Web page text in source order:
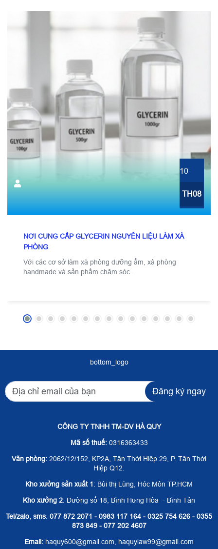
10
TH08
NƠI CUNG CẤP GLYCERIN NGUYÊN LIỆU LÀM XÀ
PHÒNG
Với các cơ sở làm xà phòng dưỡng ẩm, xà phòng
handmade và sản phẩm chăm sóc...
bottom_logo
Đăng ký ngay
CÔNG TY TNHH TM-DV HÀ QUY
Mã số thuế:0316363433
Văn phòng: 2062/12/152, KP2A, Tân Thới Hiệp 29, P. Tân Thới
Hiệp Q12.
Kho xưởng sản xuất 1: Bùi thị Lùng, Hóc Môn TP.HCM
Kho xưởng 2: Đường số 18, Bình Hưng Hòa - Bình Tân
Tel/zalo, sms: 077 872 2071 - 0983 117 164 - 0325 754 626 - 0355
873 849 - 077 202 4607
Email: haquy600@gmail.com, haquylaw99@gmail.com